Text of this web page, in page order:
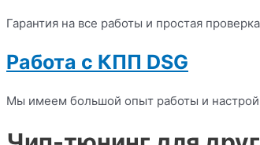
Гарантия на все работы и простая
Работа с КПП DSG
Мы имеем большой опыт работы и